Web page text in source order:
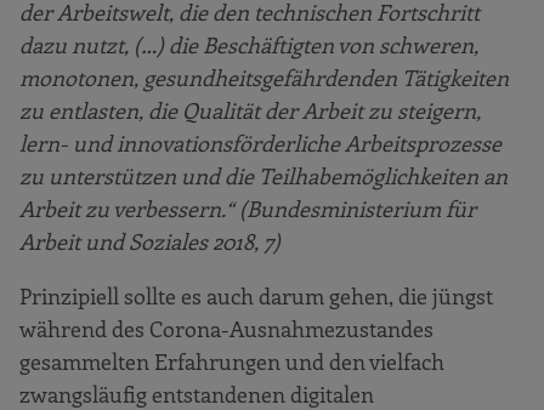
der Arbeitswelt, die den technischen Fortschritt
dazu nutzt, (…) die Beschäftigten von schweren,
monotonen, gesundheitsgefährdenden Tätigkeiten
zu entlasten, die Qualität der Arbeit zu steigern,
lern- und innovationsförderliche Arbeitsprozesse
zu unterstützen und die Teilhabemöglichkeiten an
Arbeit zu verbessern.“ (Bundesministerium für
Arbeit und Soziales 2018, 7)
Prinzipiell sollte es auch darum gehen, die jüngst
während des Corona-Ausnahmezustandes
gesammelten Erfahrungen und den vielfach
zwangsläufig entstandenen digitalen